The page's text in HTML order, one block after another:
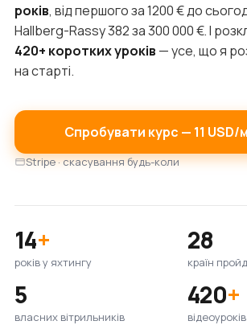
років, від першого за 1200 € до
Hallberg-Rassy 382 за 300 000 €. І
420+ коротких уроків — усе, що я
на старті.
Спробувати курс — 11 USD/
Stripe · скасування будь-коли
14+
років у яхтингу
28
країн
5
власних вітрильників
420+
відеоуроків